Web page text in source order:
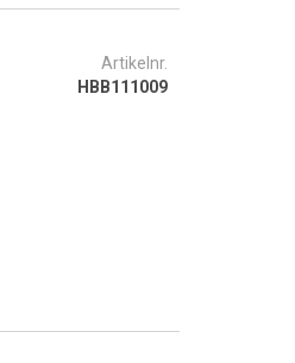
Artikelnr.
HBB111009